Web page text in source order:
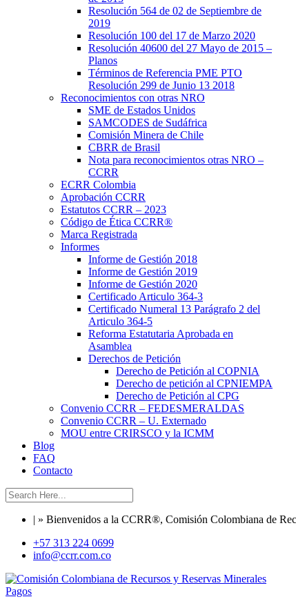
Resolución 564 de 02 de Septiembre de
2019
Resolución 100 del 17 de Marzo 2020
Resolución 40600 del 27 Mayo de 2015 –
Planos
Términos de Referencia PME PTO
Resolución 299 de Junio 13 2018
Reconocimientos con otras NRO
SME de Estados Unidos
SAMCODES de Sudáfrica
Comisión Minera de Chile
CBRR de Brasil
Nota para reconocimientos otras NRO –
CCRR
ECRR Colombia
Aprobación CCRR
Estatutos CCRR – 2023
Código de Ética CCRR®
Marca Registrada
Informes
Informe de Gestión 2018
Informe de Gestión 2019
Informe de Gestión 2020
Certificado Articulo 364-3
Certificado Numeral 13 Parágrafo 2 del
Articulo 364-5
Reforma Estatutaria Aprobada en
Asamblea
Derechos de Petición
Derecho de Petición al COPNIA
Derecho de petición al CPNIEMPA
Derecho de Petición al CPG
Convenio CCRR – FEDESMERALDAS
Convenio CCRR – U. Externado
MOU entre CRIRSCO y la ICMM
Blog
FAQ
Contacto
| » Bienvenidos a la CCRR®, Comisión Colombiana de
+57 313 224 0699
info@ccrr.com.co
Pagos